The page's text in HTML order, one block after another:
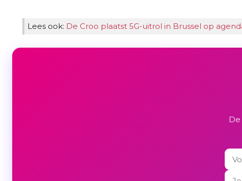
Lees ook: De Croo plaatst 5G-uitrol in Brussel op